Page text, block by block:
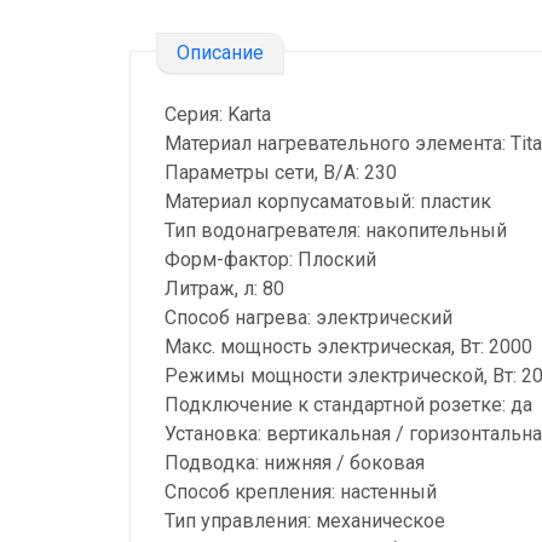
Описание
Серия: Karta
Материал нагревательного элемента:
Параметры сети, В/А: 230
Материал корпусаматовый: пластик
Тип водонагревателя: накопительный
Форм-фактор: Плоский
Литраж, л: 80
Способ нагрева: электрический
Макс. мощность электрическая, Вт: 2000
Режимы мощности электрической, Вт:
Подключение к стандартной розетке: да
Установка: вертикальная /
Подводка: нижняя / боковая
Способ крепления: настенный
Тип управления: механическое